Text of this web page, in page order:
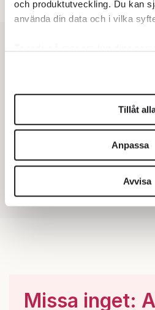
och produktutveckling. Du kan
använda din data och i vilka
Du kan ändra eller dra tillbaka
helst från cookie-förklaringen.
Vi använder enhetsidentifierare
för sociala medier och analysera
vidarebefordrar även sådana
information från din enhet till de
annons- och analysföretag som
Dessa kan i sin tur kombinera
Tillåt
Anpassa
Avvisa
Missa inget: